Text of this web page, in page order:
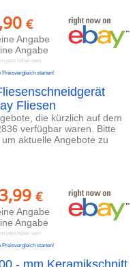
€
Angabe
Angabe
jetzt höher sein
Preisvergleich starten!
Fliesen
die kürzlich auf dem
verfügbar waren. Bitte
aktuelle Angebote zu
€
Angabe
Angabe
jetzt höher sein
Preisvergleich starten!
- mm Keramikschnitt